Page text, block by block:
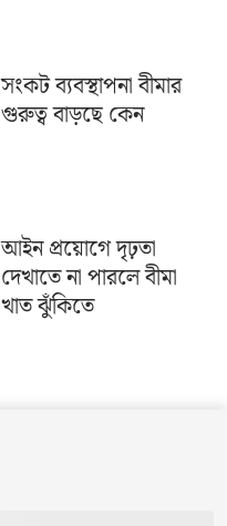
সংকট ব্যবস্থাপনা বীমার
গুরুত্ব বাড়ছে কেন
আইন প্রয়োগে দৃঢ়তা
দেখাতে না পারলে বীমা
খাত ঝুঁকিতে